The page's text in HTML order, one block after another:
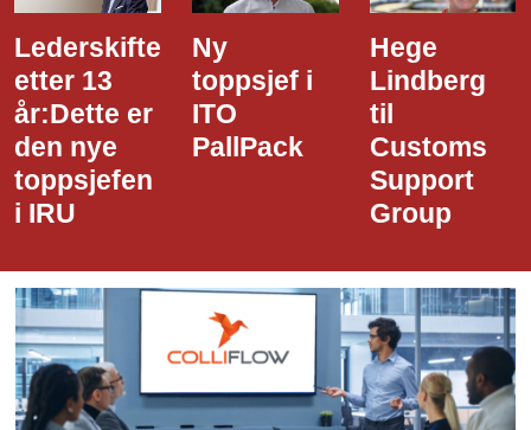
13
er
nye
IRU
Ny
toppsjef i
ITO
PallPack
Hege
Lindberg
til
Customs
Support
Group